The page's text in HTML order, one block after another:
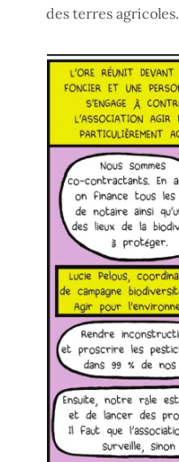
des terres agricoles.